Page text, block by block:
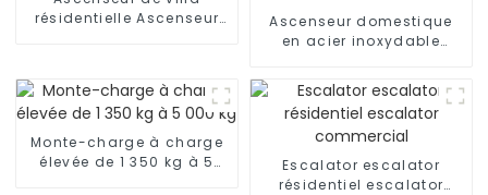
résidentielle Ascenseur
Ascenseur domestique
en acier inoxydable
avec voiture de luxe
Monte-charge à charge
élevée de 1 350 kg à 5
Escalator escalator
résidentiel escalator